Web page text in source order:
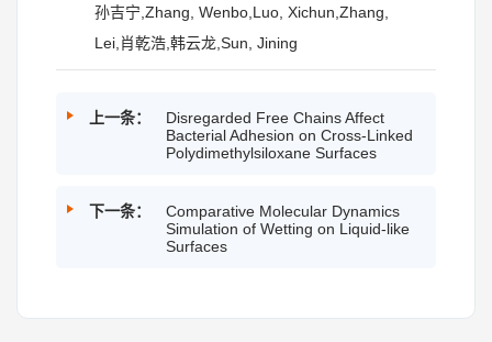
孙吉宁,Zhang, Wenbo,Luo, Xichun,Zhang,
Lei,肖乾浩,韩云龙,Sun, Jining
上一条：
Disregarded Free Chains Affect
Bacterial Adhesion on Cross-Linked
Polydimethylsiloxane Surfaces
下一条：
Comparative Molecular Dynamics
Simulation of Wetting on Liquid-like
Surfaces